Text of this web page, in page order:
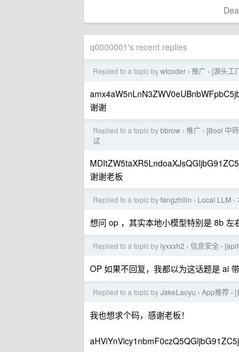
q0000001's recent replies
Replied to a topic bywtcoder › 推广 › [源头工
谢谢
Replied to a topic bybbrow › 推广 › [Bool 中
试
谢谢老板
Replied to a topic byfangzhilin › Local LLM ›
想问 op ，其实本地小模型特别是 8b 左
Replied to a topic by lyxxxh2 › 信息安全 ›
OP 如果不回复，我都以为这话题是 ai
Replied to a topic byJakeLaoyu › App推荐 › [
我也想求个码，感谢老板！